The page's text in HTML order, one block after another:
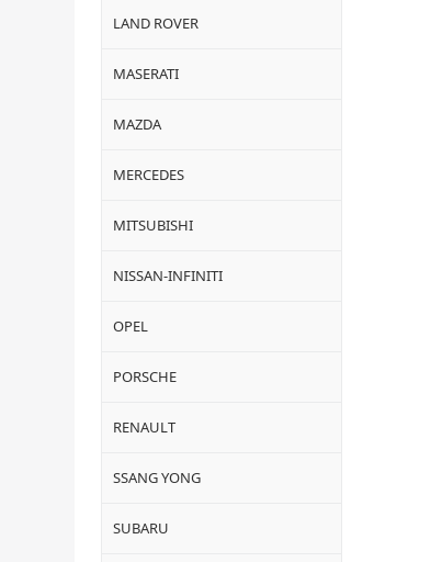
LAND ROVER
MASERATI
MAZDA
MERCEDES
MITSUBISHI
NISSAN-INFINITI
OPEL
PORSCHE
RENAULT
SSANG YONG
SUBARU